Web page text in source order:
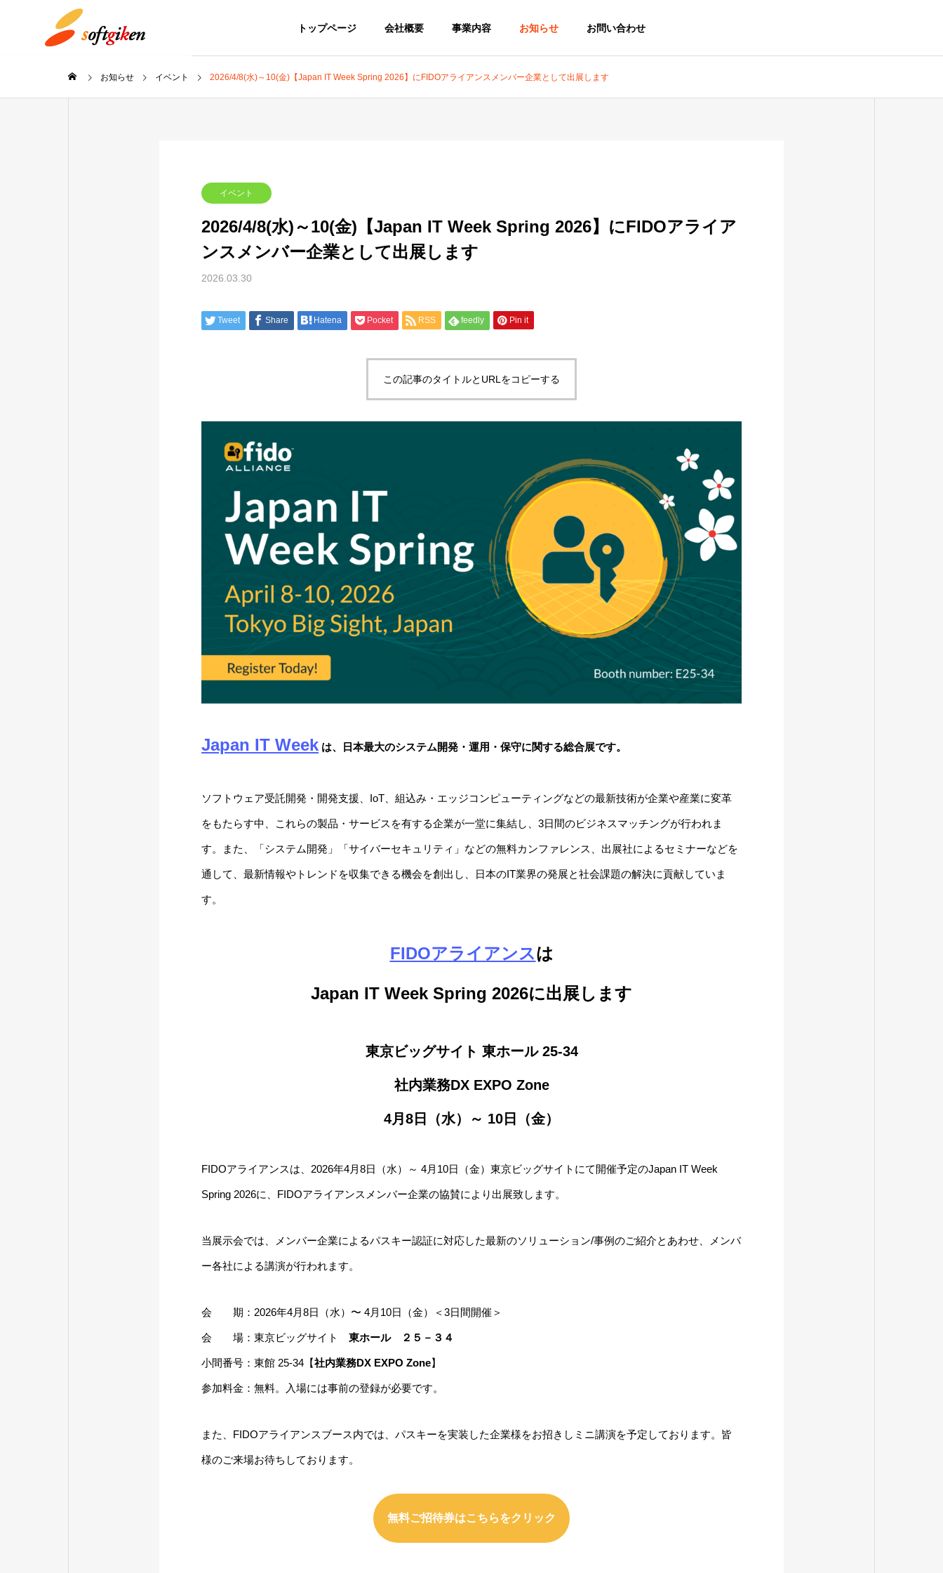
トップページ 会社概要 事業内容 お知らせ お問い合わせ
アクセス
ACCESS
主要取引先
MAIN CUSTOMER
社会システム事業
お知らせ イベント 2026/4/8(水)～10(金)【Japan IT Week Spring 2026】にFIDOアライアンスメンバー企業として出展します
イベント
2026/4/8(水)～10(金)【Japan IT Week Spring 2026】にFIDOアライア
ンスメンバー企業として出展します
2026.03.30
Tweet Share Hatena Pocket RSS feedly Pin it
この記事のタイトルとURLをコピーする
Japan IT Week は、日本最大のシステム開発・運用・保守に関する総合展です。
ソフトウェア受託開発・開発支援、IoT、組込み・エッジコンピューティングなどの最新技術が企業や産業に変革
をもたらす中、これらの製品・サービスを有する企業が一堂に集結し、3日間のビジネスマッチングが行われま
す。また、「システム開発」「サイバーセキュリティ」などの無料カンファレンス、出展社によるセミナーなどを
通して、最新情報やトレンドを収集できる機会を創出し、日本のIT業界の発展と社会課題の解決に貢献していま
す。
FIDOアライアンスは
Japan IT Week Spring 2026に出展します
東京ビッグサイト 東ホール 25-34
社内業務DX EXPO Zone
4月8日（水）～ 10日（金）
FIDOアライアンスは、2026年4月8日（水）～ 4月10日（金）東京ビッグサイトにて開催予定のJapan IT Week
Spring 2026に、FIDOアライアンスメンバー企業の協賛により出展致します。
当展示会では、メンバー企業によるパスキー認証に対応した最新のソリューション/事例のご紹介とあわせ、メンバ
ー各社による講演が行われます。
会 期：2026年4月8日（水）〜 4月10日（金）＜3日間開催＞
会 場：東京ビッグサイト 東ホール ２５－３４
小間番号：東館 25-34【社内業務DX EXPO Zone】
参加料金：無料。入場には事前の登録が必要です。
また、FIDOアライアンスブース内では、パスキーを実装した企業様をお招きしミニ講演を予定しております。皆
様のご来場お待ちしております。
無料ご招待券はこちらをクリック